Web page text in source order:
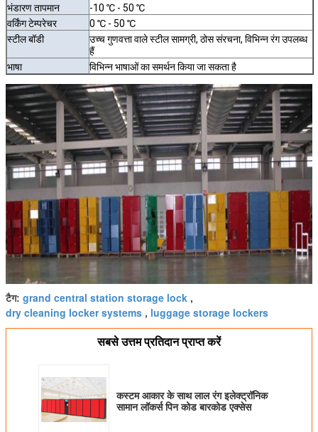
भंडारण तापमान
-10 ℃ - 50 ℃
वर्किंग टेम्परेचर
0 ℃ - 50 ℃
स्टील बॉडी
उच्च गुणवत्ता वाले स्टील सामग्री, ठोस संरचना, विभिन्न रंग उपलब्ध
हैं
भाषा
विभिन्न भाषाओं का समर्थन किया जा सकता है
टैग: grand central station storage lock ,
dry cleaning locker systems , luggage storage lockers
सबसे उत्तम प्रतिदान प्राप्त करें
कस्टम आकार के साथ लाल रंग इलेक्ट्रॉनिक
सामान लॉकर्स पिन कोड बारकोड एक्सेस